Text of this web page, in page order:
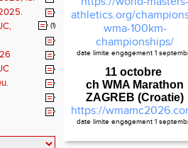
(1)
athletics.org/
wma-100km-
championships/
date limite engagement 1
11 octobre
ch WMA Marathon
ZAGREB (Croatie)
https://
date limite engagement 1
Règlement des
Calcul